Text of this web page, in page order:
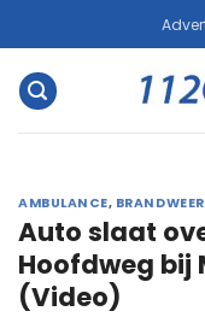
naar
inhoud
AMBULANCE, BRANDWEER
Auto slaat
Hoofdweg bij
(Video)